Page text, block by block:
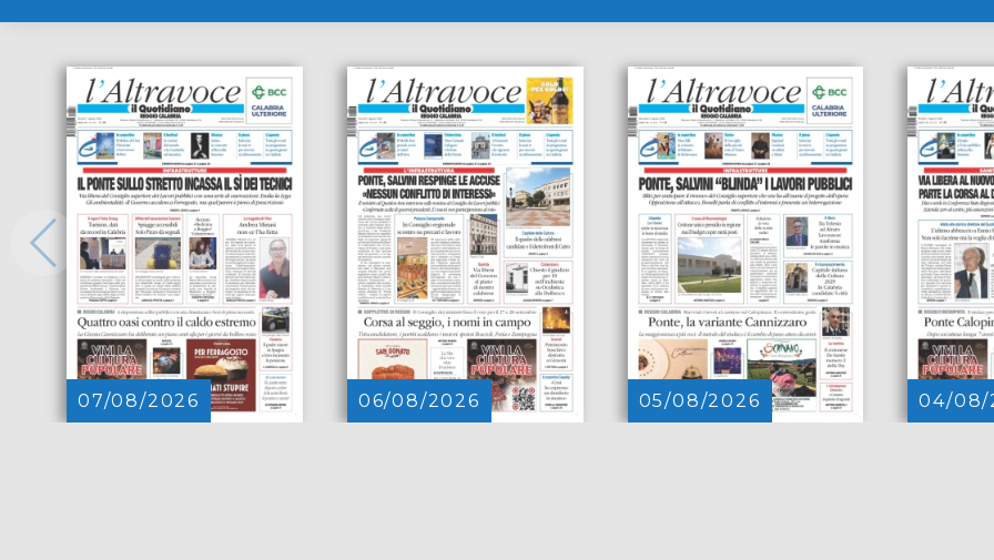
07/08/2026 06/08/2026 05/08/2026 04/08/